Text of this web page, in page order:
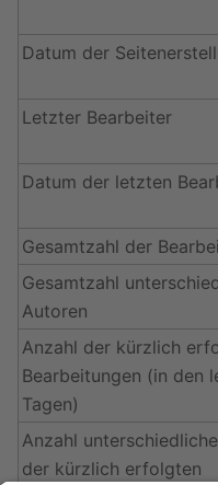
Datum der
Letzter Bearbeiter
Datum der letzten
Gesamtzahl der
Gesamtzahl
Autoren
Anzahl der kürzlich
Bearbeitungen (in den
Tagen)
Anzahl
der kürzlich erfolgten